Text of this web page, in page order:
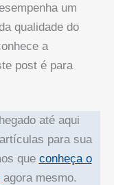
um
qualidade do
a
post é para
até aqui
para sua
que conheça o
agora mesmo.